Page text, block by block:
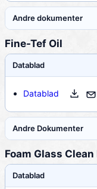
Andre dokumenter
Fine-Tef Oil
Datablad
Datablad
Andre Dokumenter
Foam Glass Clean
Datablad